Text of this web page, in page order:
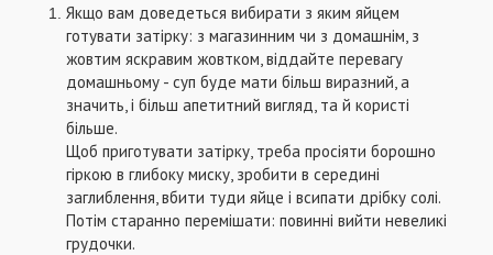
Якщо вам доведеться вибирати з яким яйцем
готувати затірку: з магазинним чи з домашнім, з
жовтим яскравим жовтком, віддайте перевагу
домашньому - суп буде мати більш виразний, а
значить, і більш апетитний вигляд, та й користі
більше.
Щоб приготувати затірку, треба просіяти борошно
гіркою в глибоку миску, зробити в середині
заглиблення, вбити туди яйце і всипати дрібку солі.
Потім старанно перемішати: повинні вийти невеликі
грудочки.